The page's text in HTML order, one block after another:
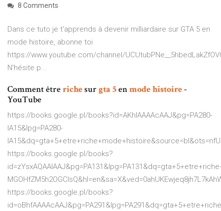
8 Comments
Dans ce tuto je t'apprends à devenir milliardaire sur GTA 5 en
mode histoire, abonne toi
https://www.youtube.com/channel/
N'hésite p...
Comment êtrerichesur gta 5enmodehistoire-
YouTube
https://books.google.pl/books?id=AKhlAAAAcAAJ&pg=PA280-
IA15&lpg=PA280-
https://books.google.pl/books?
https://books.google.pl/books?